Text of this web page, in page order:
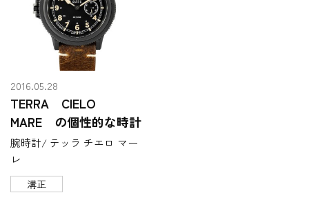
2016.05.28
TERRA CIELO
MARE の個性的な時計
腕時計/ テッラ チエロ マー
レ
溝正